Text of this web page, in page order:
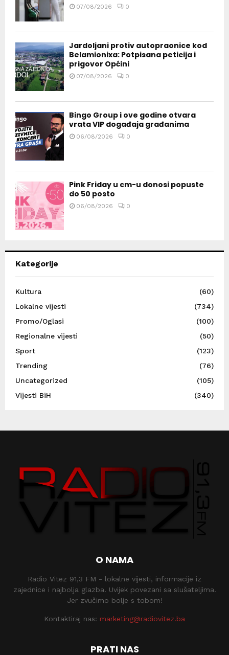
07/08/2026 0
Jardoljani protiv autopraonice kod
Belamionixa: Potpisana peticija i
prigovor Općini
07/08/2026 0
Bingo Group i ove godine otvara
vrata VIP događaja građanima
06/08/2026 0
Pink Friday u cm-u donosi popuste
do 50 posto
06/08/2026 0
Kategorije
Kultura
(60)
Lokalne vijesti
(734)
Promo/Oglasi
(100)
Regionalne vijesti
(50)
Sport
(123)
Trending
(76)
Uncategorized
(105)
Vijesti BiH
(340)
O NAMA
Radio Vitez 91,3 FM - lokalne vijesti, informacije iz
zajednice i najbolja glazba. Uvijek povezani sa slušateljima.
Jer zvučimo bolje s tobom!
Kontaktiraj nas: marketing@radiovitez.ba
PRATI NAS